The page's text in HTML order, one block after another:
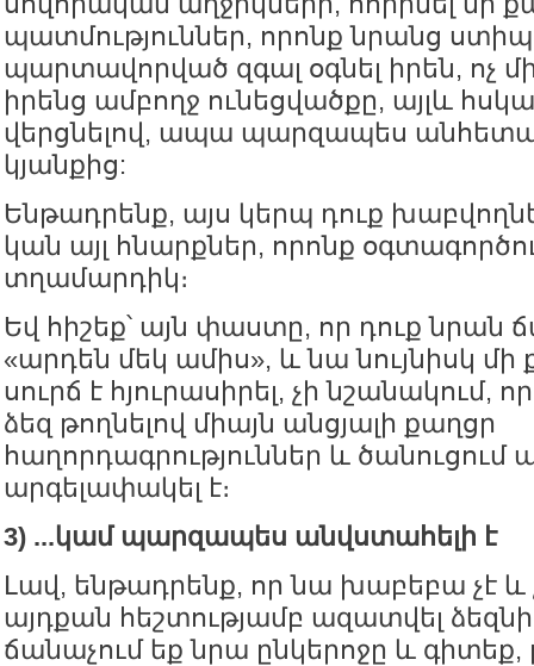
պատմություններ, որոնք նրանց
պարտավորված զգալ օգնել իրեն, ոչ
իրենց ամբողջ ունեցվածքը, այլև
վերցնելով, ապա պարզապես
կյանքից:
Ենթադրենք, այս կերպ դուք
կան այլ հնարքներ, որոնք
տղամարդիկ։
Եվ հիշեք՝ այն փաստը, որ դուք նրան
«արդեն մեկ ամիս», և նա նույնիսկ
սուրճ է հյուրասիրել, չի նշանակում,
ձեզ թողնելով միայն անցյալի քաղցր
հաղորդագրություններ և ծանուցում
արգելափակել է։
3) ...կամ պարզապես անվստահելի է
Լավ, ենթադրենք, որ նա խաբեբա չէ
այդքան հեշտությամբ ազատվել
ճանաչում եք նրա ընկերոջը և գիտեք,